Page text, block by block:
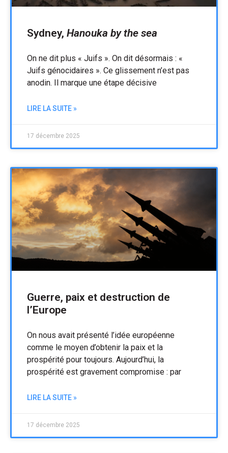
Sydney, Hanouka by the sea
On ne dit plus « Juifs ». On dit désormais : «
Juifs génocidaires ». Ce glissement n’est pas
anodin. Il marque une étape décisive
LIRE LA SUITE »
17 décembre 2025
Guerre, paix et destruction de
l’Europe
On nous avait présenté l’idée européenne
comme le moyen d’obtenir la paix et la
prospérité pour toujours. Aujourd’hui, la
prospérité est gravement compromise : par
LIRE LA SUITE »
17 décembre 2025